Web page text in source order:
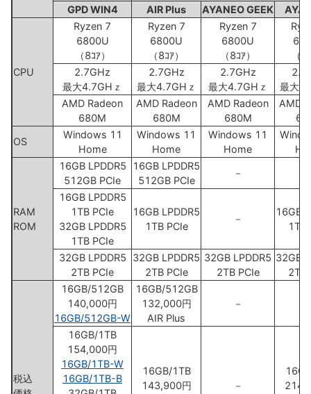
GPD WIN4
AIR Plus AYANEO GEEK
CPU
Ryzen 7
6800U
（8ｺｱ）
Ryzen 7
6800U
（8ｺｱ）
Ryzen 7
6800U
（8ｺｱ）
（
2.7GHz
最大4.7GHｚ
2.7GHz
最大4.7GHｚ
2.7GHz
最大4.7GHｚ
最大
AMD Radeon
680M
AMD Radeon
680M
AMD Radeon
680M
AMD
OS
Windows 11
Home
Windows 11
Home
Windows 11
Home
RAM
ROM
16GB LPDDR5
512GB PCIe
16GB LPDDR5
512GB PCIe
－
16GB LPDDR5
1TB PCIe
32GB LPDDR5
1TB PCIe
16GB LPDDR5
1TB PCIe
－
16GB
1TB
32GB LPDDR5
2TB PCIe
32GB LPDDR5
2TB PCIe
32GB LPDDR5
2TB PCIe
32GB
2TB
税込
16GB/512GB
140,000円
16GB/512GB-W
16GB/512GB
132,000円
AIR Plus
－
16GB/1TB
154,000円
16GB/1TB-W
16GB/1TB-B
16GB/1TB
143,900円
－